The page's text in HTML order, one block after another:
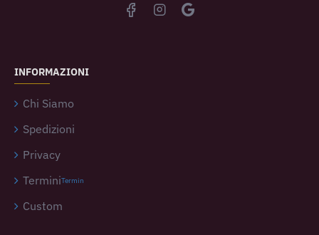
INFORMAZIONI
Chi Siamo
Spedizioni
Privacy
TerminiTermin
Custom